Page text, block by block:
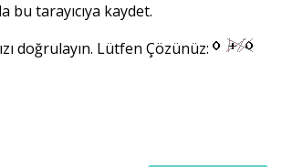
bu tarayıcıya kaydet.
doğrulayın. Lütfen Çözünüz: